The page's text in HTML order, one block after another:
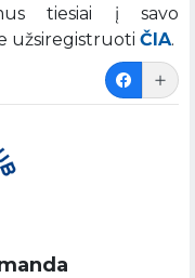
tiesiai į savo
užsiregistruoti ČIA.